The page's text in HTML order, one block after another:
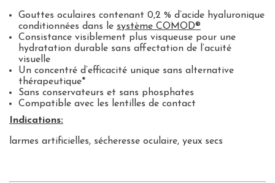
Gouttes oculaires contenant 0,2 % d’acide hyaluronique
conditionnées dans le système COMOD®
Consistance visiblement plus visqueuse pour une
hydratation durable sans affectation de l’acuité
visuelle
Un concentré d’efficacité unique sans alternative
thérapeutique*
Sans conservateurs et sans phosphates
Compatible avec les lentilles de contact
Indications:
larmes artificielles, sécheresse oculaire, yeux secs